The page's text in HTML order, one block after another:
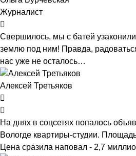
Журналист
Свершилось, мы с батей
землю под ним! Правда,
нас уже не осталось…
Алексей Третьяков
На днях в соцсетях попалось
Вологде квартиры-студии.
Цена сразила наповал - 2,7